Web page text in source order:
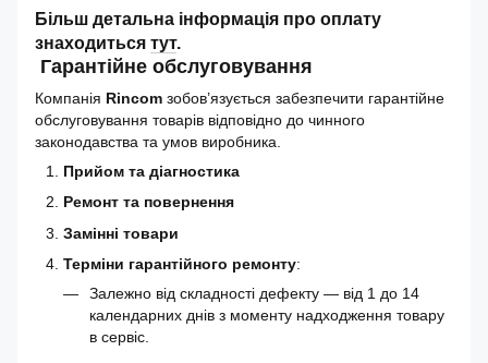
Більш детальна інформація про оплату
знаходиться тут.
Гарантійне обслуговування
Компанія Rincom зобов’язується забезпечити гарантійне
обслуговування товарів відповідно до чинного
законодавства та умов виробника.
Прийом та діагностика
Ремонт та повернення
Замінні товари
Терміни гарантійного ремонту:
Залежно від складності дефекту — від 1 до 14
календарних днів з моменту надходження товару
в сервіс.